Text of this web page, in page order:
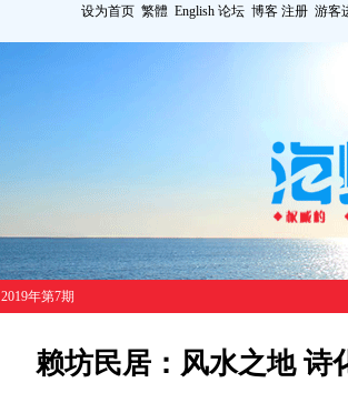
设为首页 繁體 English 论坛 博客 注册 游客
2019年第7期
赖坊民居：风水之地 诗